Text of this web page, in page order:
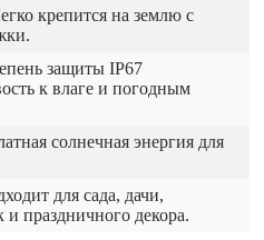
крепится на землю с
защиты IP67
к влаге и погодным
солнечная энергия для
для сада, дачи,
и праздничного декора.